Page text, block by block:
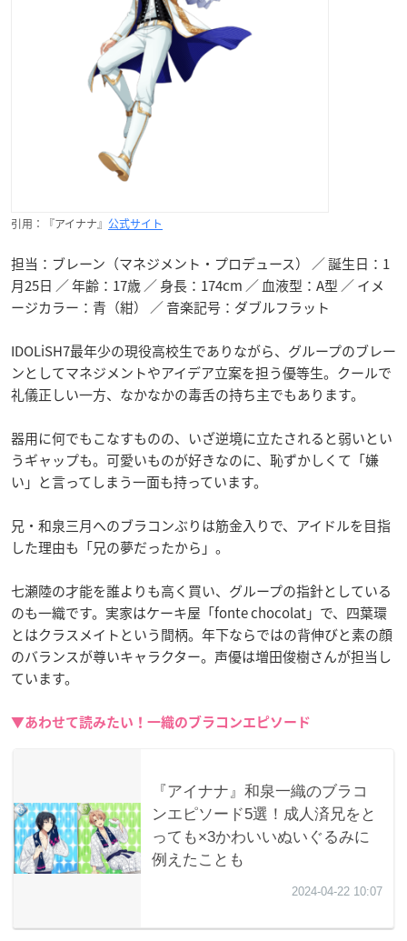
引用：『アイナナ』 公式サイト
担当：ブレーン（マネジメント・プロデュース） ／ 誕生日：1
月25日 ／ 年齢：17歳 ／ 身長：174cm ／ 血液型：A型 ／ イメ
ージカラー：青（紺） ／ 音楽記号：ダブルフラット
IDOLiSH7最年少の現役高校生でありながら、グループのブレー
ンとしてマネジメントやアイデア立案を担う優等生。クールで
礼儀正しい一方、なかなかの毒舌の持ち主でもあります。
器用に何でもこなすものの、いざ逆境に立たされると弱いとい
うギャップも。可愛いものが好きなのに、恥ずかしくて「嫌
い」と言ってしまう一面も持っています。
兄・和泉三月へのブラコンぶりは筋金入りで、アイドルを目指
した理由も「兄の夢だったから」。
七瀬陸の才能を誰よりも高く買い、グループの指針としている
のも一織です。実家はケーキ屋「fonte chocolat」で、四葉環
とはクラスメイトという間柄。年下ならではの背伸びと素の顔
のバランスが尊いキャラクター。声優は増田俊樹さんが担当し
ています。
▼あわせて読みたい！一織のブラコンエピソード